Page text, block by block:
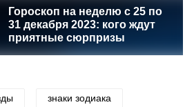
Гороскоп на неделю с 25 по
31 декабря 2023: кого ждут
приятные сюрпризы
знаки зодиака